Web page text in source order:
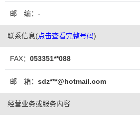
邮 编：-
联系信息(点击查看完整号码)
FAX： 053351**088
邮 箱： sdz***@hotmail.com
经营业务或服务内容